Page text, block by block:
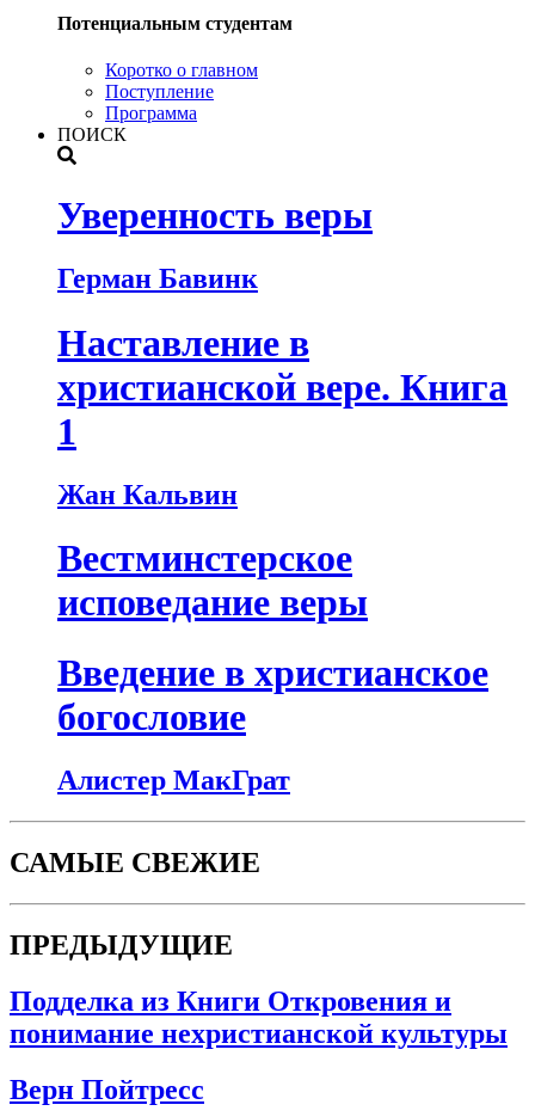
Потенциальным студентам
Коротко о главном
Поступление
Программа
ПОИСК
Уверенность веры
Герман Бавинк
Наставление в
христианской вере. Книга
1
Жан Кальвин
Вестминстерское
исповедание веры
Введение в христианское
богословие
Алистер МакГрат
САМЫЕ СВЕЖИЕ
ПРЕДЫДУЩИЕ
Подделка из Книги Откровения и
понимание нехристианской культуры
Верн Пойтресс